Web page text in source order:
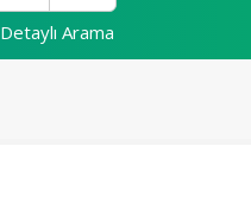
Detaylı Arama